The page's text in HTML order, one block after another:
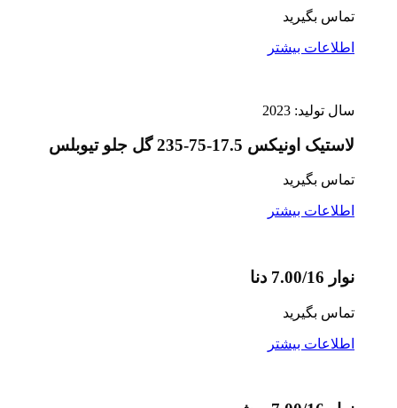
تماس بگیرید
اطلاعات بیشتر
سال تولید: 2023
لاستیک اونیکس 17.5-75-235 گل جلو تیوبلس
تماس بگیرید
اطلاعات بیشتر
نوار 7.00/16 دنا
تماس بگیرید
اطلاعات بیشتر